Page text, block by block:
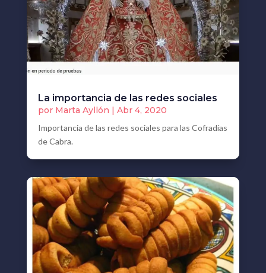
La importancia de las redes sociales
por Marta Ayllón | Abr 4, 2020
Importancia de las redes sociales para las Cofradías
de Cabra.